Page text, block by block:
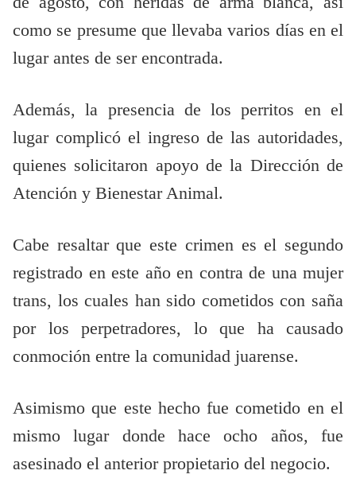
como se presume que llevaba varios días en el
lugar antes de ser encontrada.
Además, la presencia de los perritos en el
lugar complicó el ingreso de las autoridades,
quienes solicitaron apoyo de la Dirección de
Atención y Bienestar Animal.
Cabe resaltar que este crimen es el segundo
registrado en este año en contra de una mujer
trans, los cuales han sido cometidos con saña
por los perpetradores, lo que ha causado
conmoción entre la comunidad juarense.
Asimismo que este hecho fue cometido en el
mismo lugar donde hace ocho años, fue
asesinado el anterior propietario del negocio.